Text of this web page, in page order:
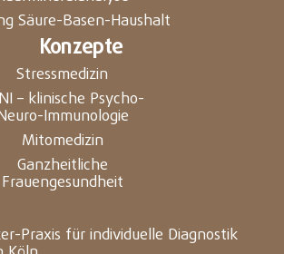
Praxis für individuelle Diagnostik
Konzepte
Stressmedizin
– klinische Psycho-
Immunologie
Mitomedizin
Ganzheitliche
Frauengesundheit
Säure-Basen-Haushalt